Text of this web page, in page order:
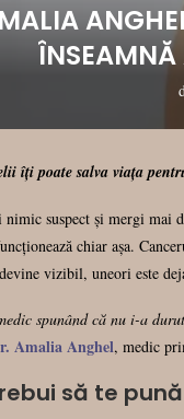
ÎNSEAMNĂ
îți poate salva viața
suspect și mergi mai
chiar așa.
vizibil, uneori este
spunând că nu i-a
Amalia Anghel, medic
să te